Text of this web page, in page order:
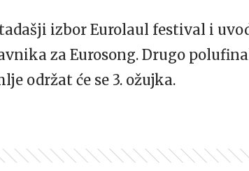
izbor Eurolaul festival i
za Eurosong. Drugo
održat će se 3. ožujka.